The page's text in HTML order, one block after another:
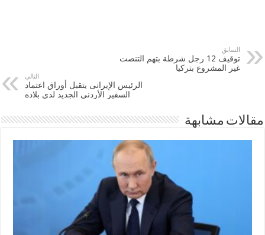
السابق
توقيف 12 رجل شرطة بتهم التنصت
غير المشروع بتركيا
التالي
الرئيس الإيرانى يتقبل أوراق اعتماد
السفير الأردنى الجديد لدى بلاده
مقالات مشابهة